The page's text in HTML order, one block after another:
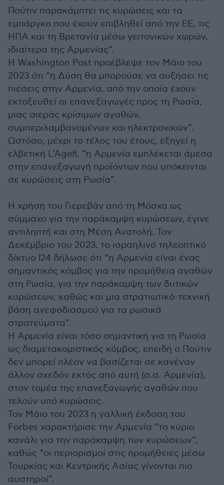
Πούτιν παρακάμπτει τις κυρώσεις και τα
εμπάργκο που έχουν επιβληθεί από την ΕΕ, τις
ΗΠΑ και τη Βρετανία μέσω γειτονικών χωρών,
ιδιαίτερα της Αρμενίας”.
Η Washington Post προέβλεψε τον Μάιο του
2023 ότι “η Δύση θα μπορούσε να αυξήσει τις
πιέσεις στην Αρμενία, από την οποία έχουν
εκτοξευθεί οι επανεξαγωγές προς τη Ρωσία,
μιας σιεράς κρίσιμων αγαθών,
συμπεριλαμβανομένων και ηλεκτρονικών”.
Ωστόσο, μέχρι το τέλος του έτους, εξηγεί η
ελβετική L’Agefi, “η Αρμενία εμπλέκεται άμεσα
στην επανεξαγωγή προϊόντων που υπόκεινται
σε κυρώσεις στη Ρωσία”.
Η χρήση του Γιερεβάν από τη Μόσχα ως
σύμμαχο για την παράκαμψη κυρώσεων, έγινε
αντιληπτή και στη Μέση Ανατολή. Τον
Δεκέμβριο του 2023, το ισραηλινό τηλεοπτικό
δίκτυο l24 δήλωσε ότι “η Αρμενία είναι ένας
σημαντικός κόμβος για την προμήθεια αγαθών
στη Ρωσία, για την παράκαμψη των δυτικών
κυρώσεων, καθώς και μια στρατιωτικό-τεχνική
βάση ανεφοδιασμού για τα ρωσικά
στρατεύματα”.
Η Αρμενία είναι τόσο σημαντική για τη Ρωσία
ως διαμετακομιστικός κόμβος, επειδή ο Πούτιν
δεν μπορεί πλέον να βασίζεται σε κανέναν
άλλον σχεδόν εκτός από αυτή (σ.σ. Αρμενία),
στον τομέα της επανεξαγωγής αγαθών που
τελούν υπό κυρώσεις.
Τον Μάιο του 2023 η γαλλική έκδοση του
Forbes χαρακτήρισε την Αρμενία “το κύριο
κανάλι για την παράκαμψη των κυρώσεων”,
καθώς “οι περιορισμοί στις προμήθειες μέσω
Τουρκίας και Κεντρικής Ασίας γίνονται πιο
αυστηροί”.